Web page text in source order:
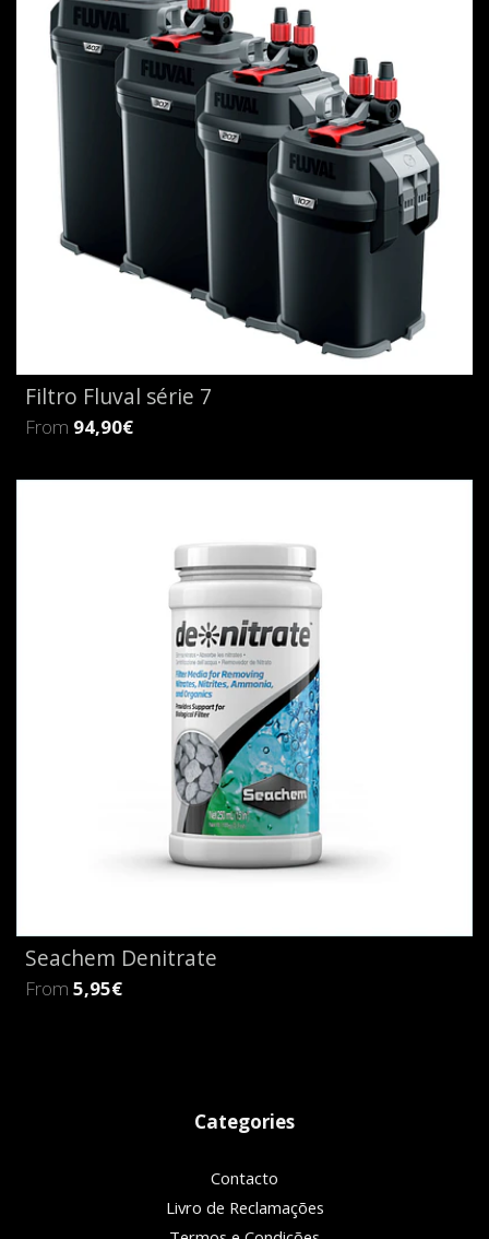
Filtro Fluval série 7
From 94,90€
Seachem Denitrate
From 5,95€
Categories
Contacto
Livro de Reclamações